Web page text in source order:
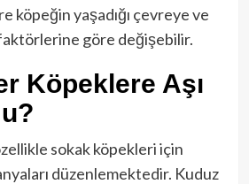
köpeğin yaşadığı çevreye ve
faktörlerine göre değişebilir.
Köpeklere Aşı
sokak köpekleri için
düzenlemektedir. Kuduz